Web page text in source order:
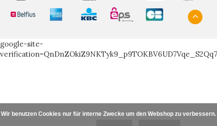
google-site-
Wir benutzen Cookies nur für interne Zwecke um den Webshop zu